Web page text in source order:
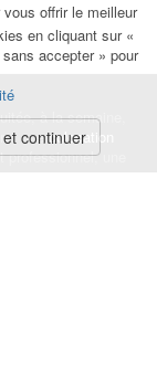
à la semaine,
unecolocation
une
offrir le meilleur
en cliquant sur «
accepter » pour
continuer